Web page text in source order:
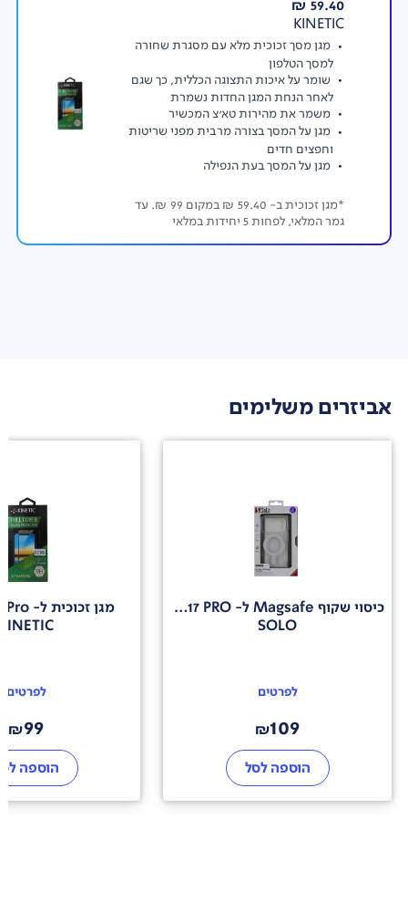
59.40 ₪
KINETIC
מגן מסך זכוכית מלא עם מסגרת שחורה
למסך הטלפון
שומר על איכות התצוגה הכללית, כך שגם
לאחר הנחת המגן החדות נשמרת
משמר את מהירות טא'צ המכשיר
מגן על המסך בצורה מרבית מפני שריטות
וחפצים חדים
מגן על המסך בעת הנפילה
*מגן זכוכית ב- 59.40 ₪ במקום 99 ₪. עד
גמר המלאי, לפחות 5 יחידות במלאי
אביזרים משלימים
כיסוי שקוף Magsafe ל- iphone 17 PRO
SOLO
לפרטים
109
₪
הוספה לסל
מגן זכוכית ל- iphone 17 Pro
לפרטים
99
₪
הוספה